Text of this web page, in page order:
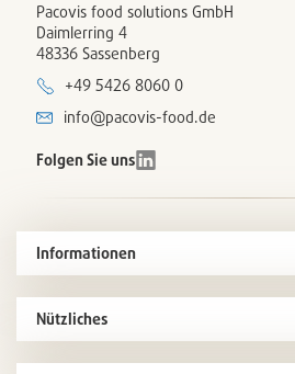
Pacovis food solutions GmbH
Daimlerring 4
48336 Sassenberg
+49 5426 8060 0
info@pacovis-food.de
Folgen Sie uns
Informationen
Nützliches